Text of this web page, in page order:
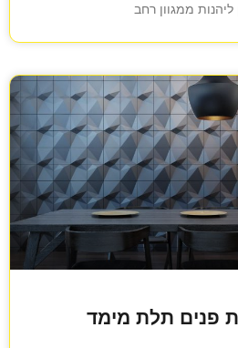
ליהנות ממגוון רחב
פנים תלת מימד